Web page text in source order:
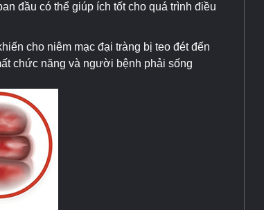
đầu có thể giúp ích tốt cho quá trình điều
cho niêm mạc đại tràng bị teo đét đến
chức năng và người bệnh phải sống